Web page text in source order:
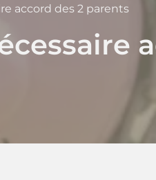
accord des 2 parents